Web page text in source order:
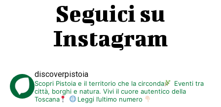
Seguici su
Instagram
discoverpistoia
Scopri Pistoia e il territorio che la circonda
Eventi tra
città, borghi e natura. Vivi il cuore autentico della
Toscana
Leggi l’ultimo numero